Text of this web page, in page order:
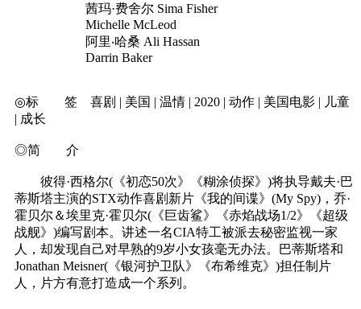
茜玛·费舍尔 Sima Fisher
Michelle McLeod
阿里‧哈桑 Ali Hassan
Darrin Baker
◎标 签 喜剧 | 美国 | 温情 | 2020 | 动作 | 美国电影 | 儿童
| 成长
◎简 介
彼得·西格尔(《初恋50次》《糊涂侦探》)将执导戴夫·巴
蒂斯塔主演的STX动作喜剧新片《我的间谍》(My Spy)，乔·
霍贝尔＆埃里克·霍贝尔(《巨齿鲨》《赤焰战场1/2》《超级
战舰》)编写剧本。讲述一名CIA特工被派去秘密监视一家
人，却发现自己对早熟的9岁小女孩毫无办法。巴蒂斯塔和
Jonathan Meisner(《银河护卫队》《布希维克》)担任制片
人，片方有意打造成一个系列。